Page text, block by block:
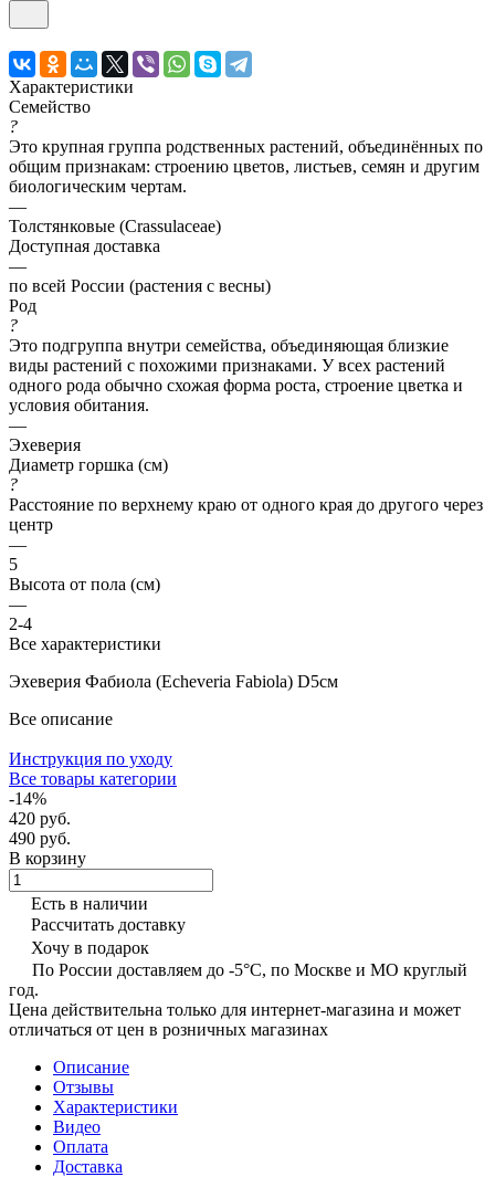
Характеристики
Семейство
?
Это крупная группа родственных растений, объединённых по
общим признакам: строению цветов, листьев, семян и другим
биологическим чертам.
—
Толстянковые (Crassulaceae)
Доступная доставка
—
по всей России (растения с весны)
Род
?
Это подгруппа внутри семейства, объединяющая близкие
виды растений с похожими признаками. У всех растений
одного рода обычно схожая форма роста, строение цветка и
условия обитания.
—
Эхеверия
Диаметр горшка (см)
?
Расстояние по верхнему краю от одного края до другого через
центр
—
5
Высота от пола (см)
—
2-4
Все характеристики
Эхеверия Фабиола (Echeveria Fabiola) D5см
Все описание
Инструкция по уходу
Все товары категории
-14%
420 руб.
490 руб.
В корзину
Есть в наличии
Рассчитать доставку
Хочу в подарок
По России доставляем до -5°C, по Москве и МО круглый
год.
Цена действительна только для интернет-магазина и может
отличаться от цен в розничных магазинах
Описание
Отзывы
Характеристики
Видео
Оплата
Доставка